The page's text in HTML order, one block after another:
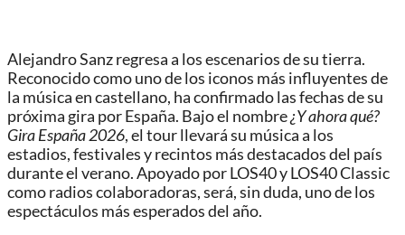
Alejandro Sanz regresa a los escenarios de su tierra.
Reconocido como uno de los iconos más influyentes de
la música en castellano, ha confirmado las fechas de su
próxima gira por España. Bajo el nombre¿Y ahora qué?
Gira España 2026, el tour llevará su música a los
estadios, festivales y recintos más destacados del país
durante el verano. Apoyado por LOS40 y LOS40 Classic
como radios colaboradoras, será, sin duda, uno de los
espectáculos más esperados del año.